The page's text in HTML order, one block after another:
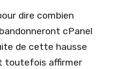
dire combien
cPanel
de cette hausse
toutefois affirmer